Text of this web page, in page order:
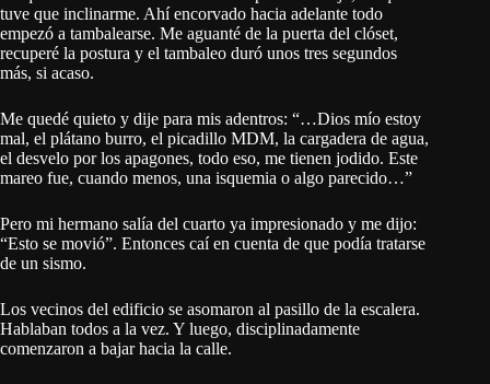
tuve que inclinarme. Ahí encorvado hacia adelante todo
empezó a tambalearse. Me aguanté de la puerta del clóset,
recuperé la postura y el tambaleo duró unos tres segundos
más, si acaso.
Me quedé quieto y dije para mis adentros: “…Dios mío estoy
mal, el plátano burro, el picadillo MDM, la cargadera de agua,
el desvelo por los apagones, todo eso, me tienen jodido. Este
mareo fue, cuando menos, una isquemia o algo parecido…”
Pero mi hermano salía del cuarto ya impresionado y me dijo:
“Esto se movió”. Entonces caí en cuenta de que podía tratarse
de un sismo.
Los vecinos del edificio se asomaron al pasillo de la escalera.
Hablaban todos a la vez. Y luego, disciplinadamente
comenzaron a bajar hacia la calle.